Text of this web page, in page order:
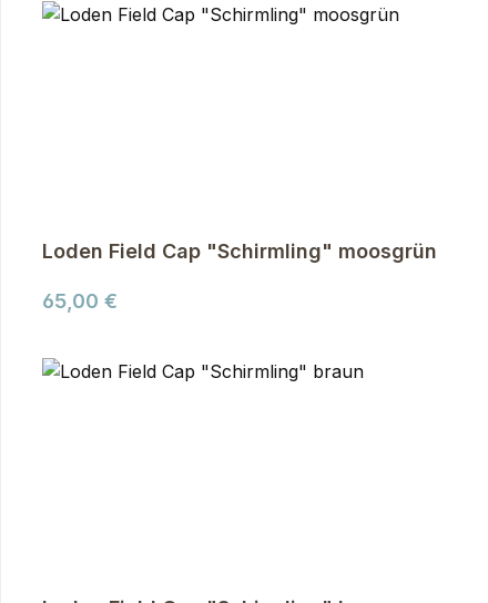
Loden Field Cap "Schirmling" moosgrün
Regulärer Preis:
65,00 €